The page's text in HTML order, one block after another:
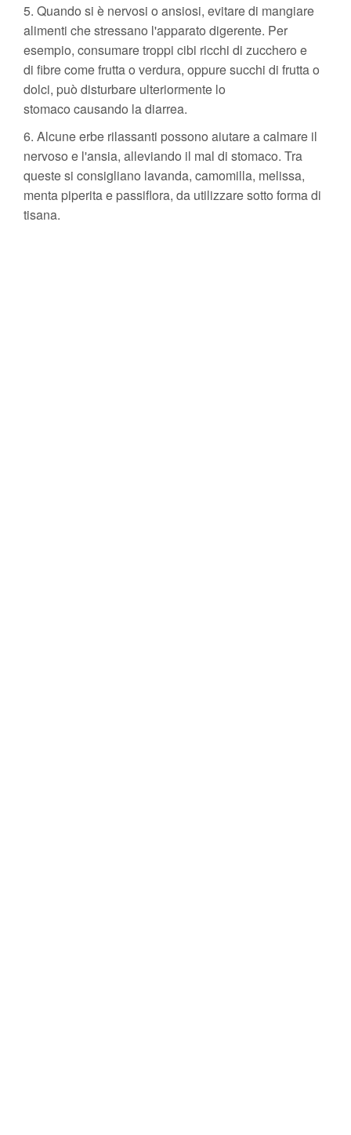
5. Quando si è nervosi o ansiosi, evitare di mangiare
alimenti che stressano l'apparato digerente. Per
esempio, consumare troppi cibi ricchi di zucchero e
di fibre come frutta o verdura, oppure succhi di frutta o
dolci, può disturbare ulteriormente lo
stomaco causando la diarrea.
6. Alcune erbe rilassanti possono aiutare a calmare il
nervoso e l'ansia, alleviando il mal di stomaco. Tra
queste si consigliano lavanda, camomilla, melissa,
menta piperita e passiflora, da utilizzare sotto forma di
tisana.